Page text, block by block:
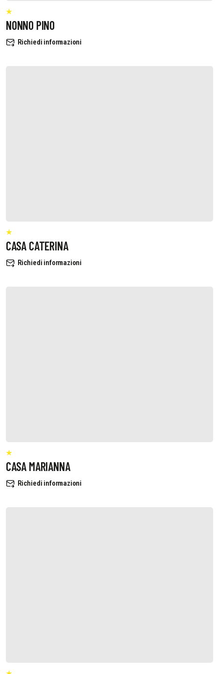
NONNO PINO
Richiedi informazioni
CASA CATERINA
Richiedi informazioni
CASA MARIANNA
Richiedi informazioni